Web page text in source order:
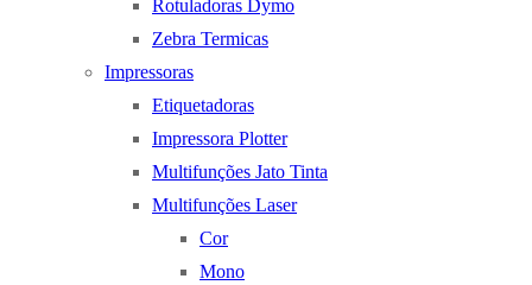
Rotuladoras Dymo
Zebra Termicas
Impressoras
Etiquetadoras
Impressora Plotter
Multifunções Jato Tinta
Multifunções Laser
Cor
Mono